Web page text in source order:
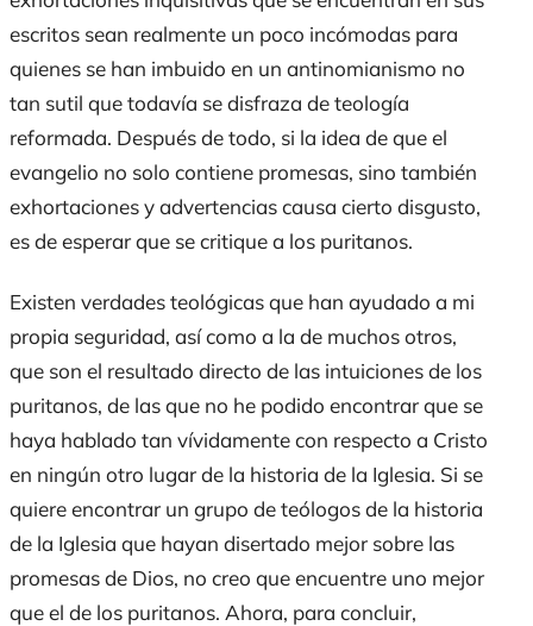
escritos sean realmente un poco incómodas para
quienes se han imbuido en un antinomianismo no
tan sutil que todavía se disfraza de teología
reformada. Después de todo, si la idea de que el
evangelio no solo contiene promesas, sino también
exhortaciones y advertencias causa cierto disgusto,
es de esperar que se critique a los puritanos.
Existen verdades teológicas que han ayudado a mi
propia seguridad, así como a la de muchos otros,
que son el resultado directo de las intuiciones de los
puritanos, de las que no he podido encontrar que se
haya hablado tan vívidamente con respecto a Cristo
en ningún otro lugar de la historia de la Iglesia. Si se
quiere encontrar un grupo de teólogos de la historia
de la Iglesia que hayan disertado mejor sobre las
promesas de Dios, no creo que encuentre uno mejor
que el de los puritanos. Ahora, para concluir,